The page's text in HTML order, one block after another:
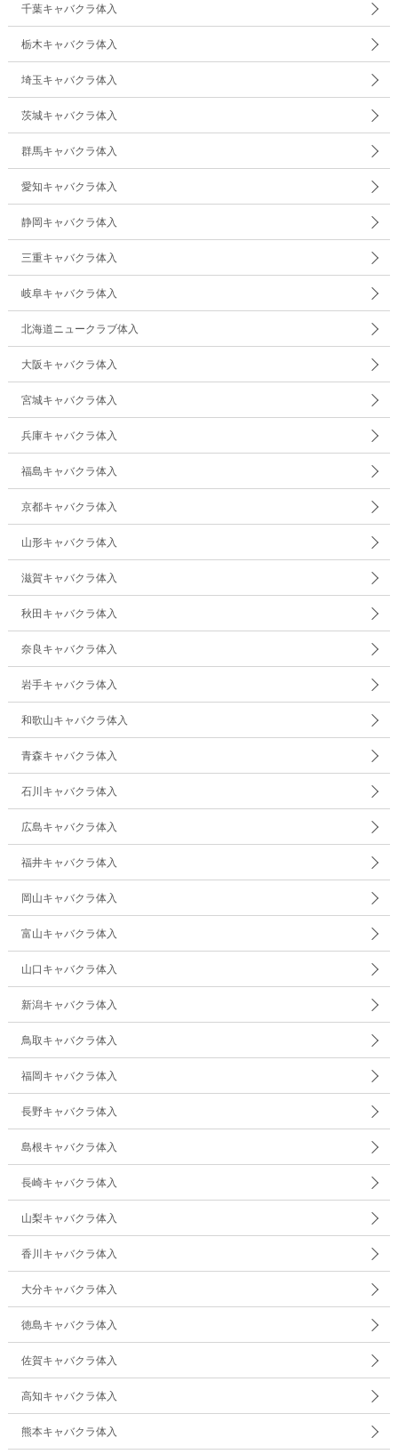
千葉キャバクラ体入
栃木キャバクラ体入
埼玉キャバクラ体入
茨城キャバクラ体入
群馬キャバクラ体入
愛知キャバクラ体入
静岡キャバクラ体入
三重キャバクラ体入
岐阜キャバクラ体入
北海道ニュークラブ体入
大阪キャバクラ体入
宮城キャバクラ体入
兵庫キャバクラ体入
福島キャバクラ体入
京都キャバクラ体入
山形キャバクラ体入
滋賀キャバクラ体入
秋田キャバクラ体入
奈良キャバクラ体入
岩手キャバクラ体入
和歌山キャバクラ体入
青森キャバクラ体入
石川キャバクラ体入
広島キャバクラ体入
福井キャバクラ体入
岡山キャバクラ体入
富山キャバクラ体入
山口キャバクラ体入
新潟キャバクラ体入
鳥取キャバクラ体入
福岡キャバクラ体入
長野キャバクラ体入
島根キャバクラ体入
長崎キャバクラ体入
山梨キャバクラ体入
香川キャバクラ体入
大分キャバクラ体入
徳島キャバクラ体入
佐賀キャバクラ体入
高知キャバクラ体入
熊本キャバクラ体入